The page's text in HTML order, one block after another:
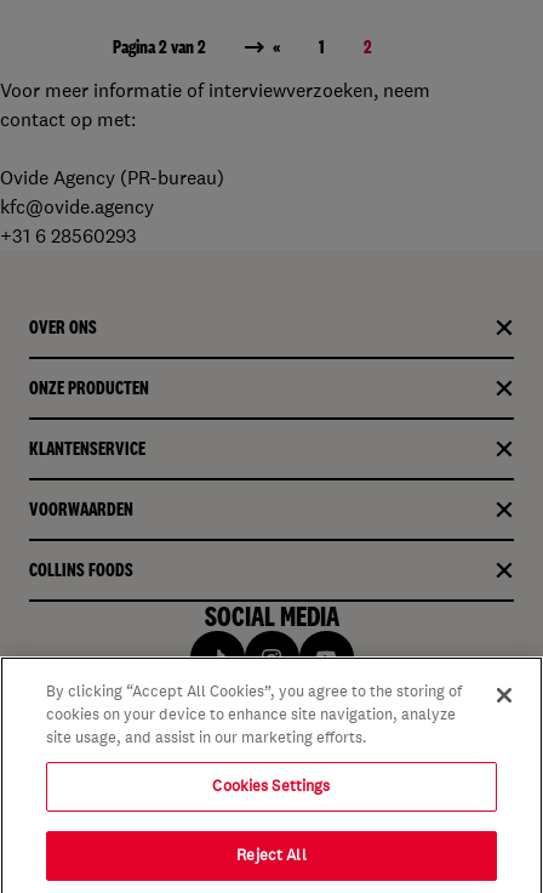
Pagina 2 van 2 « 1 2
Voor meer informatie of interviewverzoeken, neem
contact op met:
Ovide Agency (PR-bureau)
kfc@ovide.agency
+31 6 28560293
OVER ONS
ONZE PRODUCTEN​
KLANTENSERVICE
VOORWAARDEN
COLLINS FOODS
SOCIAL MEDIA
By clicking “Accept All Cookies”, you agree to the storing of
cookies on your device to enhance site navigation, analyze
site usage, and assist in our marketing efforts.
Cookies Settings
Reject All